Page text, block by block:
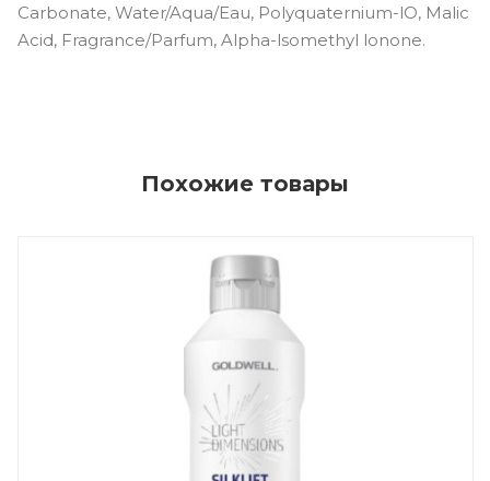
Carbonate, Water/Aqua/Eau, Polyquaternium-lO, Malic
Acid, Fragrance/Parfum, Alpha-lsomethyl lonone.
Похожие товары